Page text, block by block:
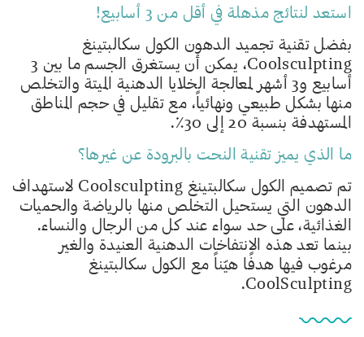
استعد لنتائجمذهلة في أقل من 3 أسابيع
!
بفضل تقنية تجميد الدهون الكول سكالبتينغ
Coolsculpting، يمكن أن يستغرق الجسم ما بين 3
أسابيع و3 أشهر لمعالجة الخلايا الدهنية الميتة والتخلص
منها بشكل طبيعي ونهائياً، مع تقليل في حجم المناطق
المستهدفة بنسبة 20 إلى 30٪.
ما الذي يميز تقنية النحت بالبرودة عن غيرها؟
تم تصميم الكول سكالبتينغ Coolsculpting لاستهداف
الدهون التي يستحيل التخلص منها بالرياضة والحميات
الغذائية، على حد سواء عند كل من الرجال والنساء.
بينما تعد هذه الانتفاخات الدهنية العنيدة والغير
مرغوب فيها هدفًا هيّناً مع الكول سكالبتينغ
CoolSculpting.